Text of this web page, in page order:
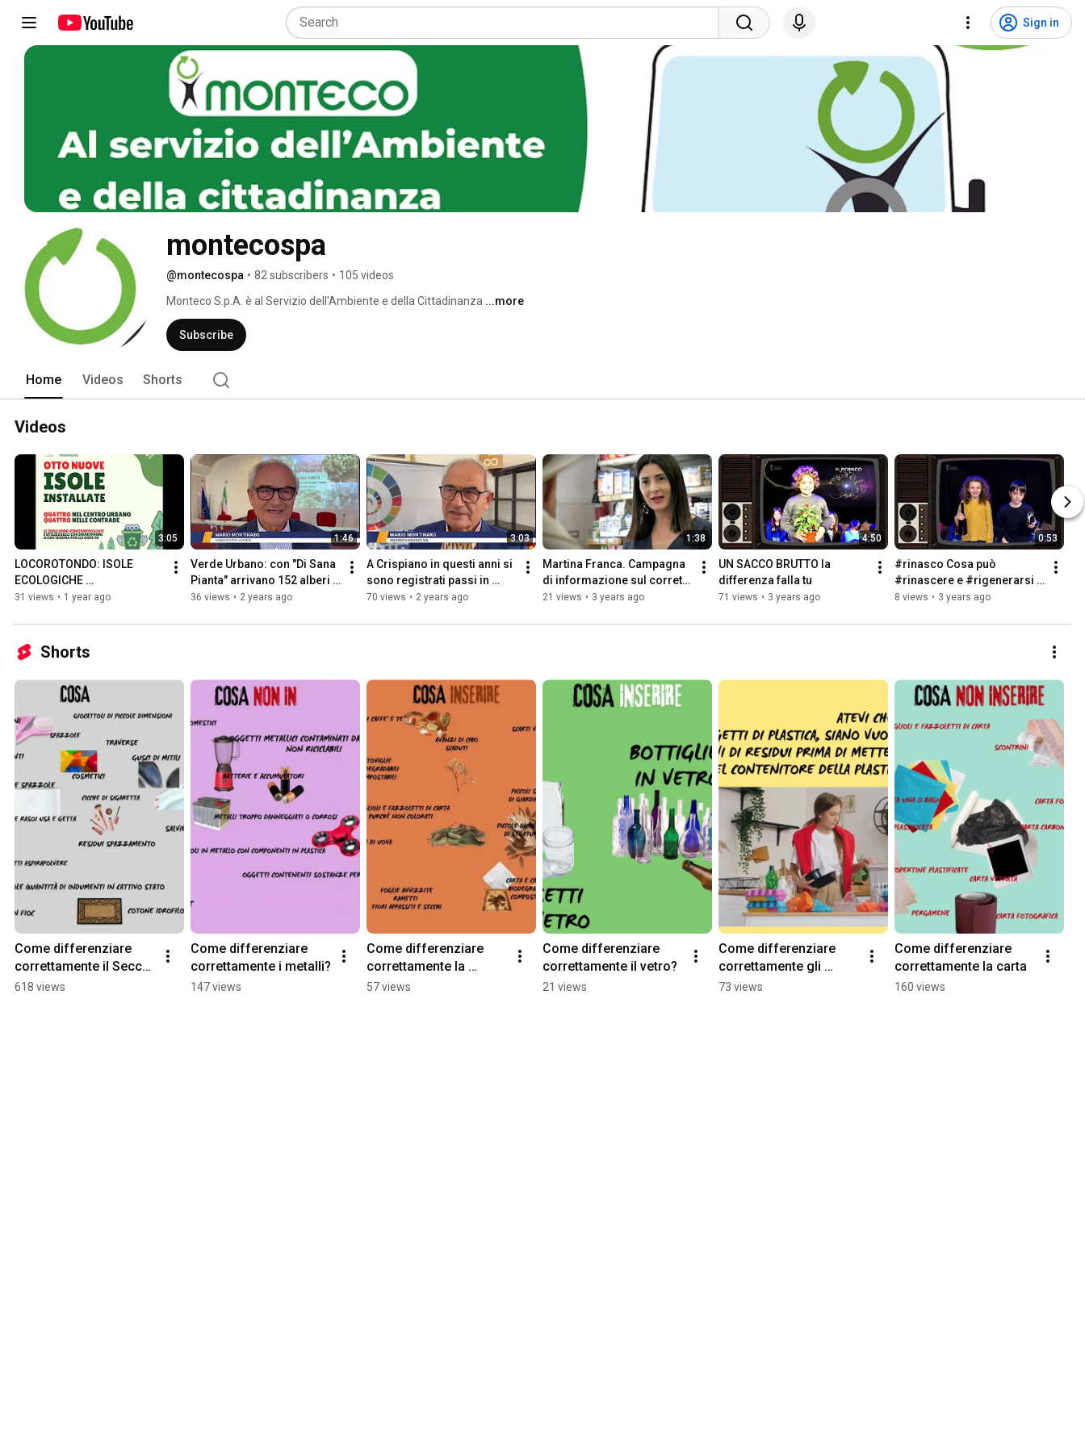
Sign in
montecospa
@montecospa • 82 subscribers • 105 videos
Monteco S.p.A. è al Servizio dell'Ambiente e della Cittadinanza ...more
Subscribe
Home Videos Shorts
Videos
3:05
LOCOROTONDO: ISOLE
ECOLOGICHE
INFORMATIZZATE
31 views • 1 year ago
1:46
Verde Urbano: con "Di Sana
Pianta" arrivano 152 alberi
nella città di Lecce
36 views • 2 years ago
3:03
A Crispiano in questi anni si
sono registrati passi in
avanti sul fronte ambientale
70 views • 2 years ago
1:38
Martina Franca. Campagna
di informazione sul corretto
utilizzo dei sacchetti
21 views • 3 years ago
4:50
UN SACCO BRUTTO la
differenza falla tu
71 views • 3 years ago
0:53
#rinasco Cosa può
#rinascere e #rigenerarsi
come per magia?
8 views • 3 years ago
Shorts
Come differenziare
correttamente il Secco
Residuo Non
618 views
Come differenziare
correttamente i metalli?
147 views
Come differenziare
correttamente la
frazione organica
57 views
Come differenziare
correttamente il vetro?
21 views
Come differenziare
correttamente gli
Imballaggi in Plastica
73 views
Come differenziare
correttamente la carta
160 views